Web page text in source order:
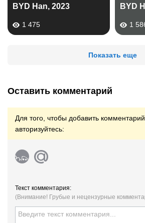
BYD Han, 2023
1 475
BYD
1
Показать еще
Оставить комментарий
Для того, чтобы добавить
авторизуйтесь:
Текст комментария:
(Внимание! Грубые и нецензурные